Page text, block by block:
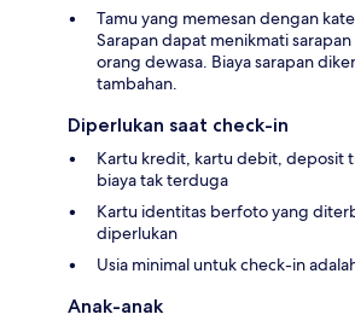
Tamu yang memesan dengan
Sarapan dapat menikmati
orang dewasa. Biaya sarapan
tambahan.
Diperlukan saat check-in
Kartu kredit, kartu debit, deposit
biaya tak terduga
Kartu identitas berfoto yang
diperlukan
Usia minimal untuk check-in
Anak-anak